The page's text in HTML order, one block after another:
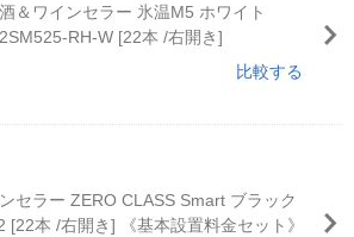
＆ワインセラー 氷温M5 ホワイト
RH-W [22本 /右開き]
比較する
セラー ZERO CLASS Smart ブラック
[22本 /右開き] 《基本設置料金セット》